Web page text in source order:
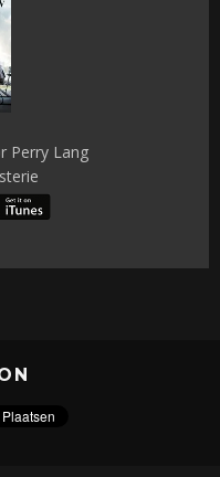
Perry Lang